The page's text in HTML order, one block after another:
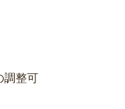
調整可